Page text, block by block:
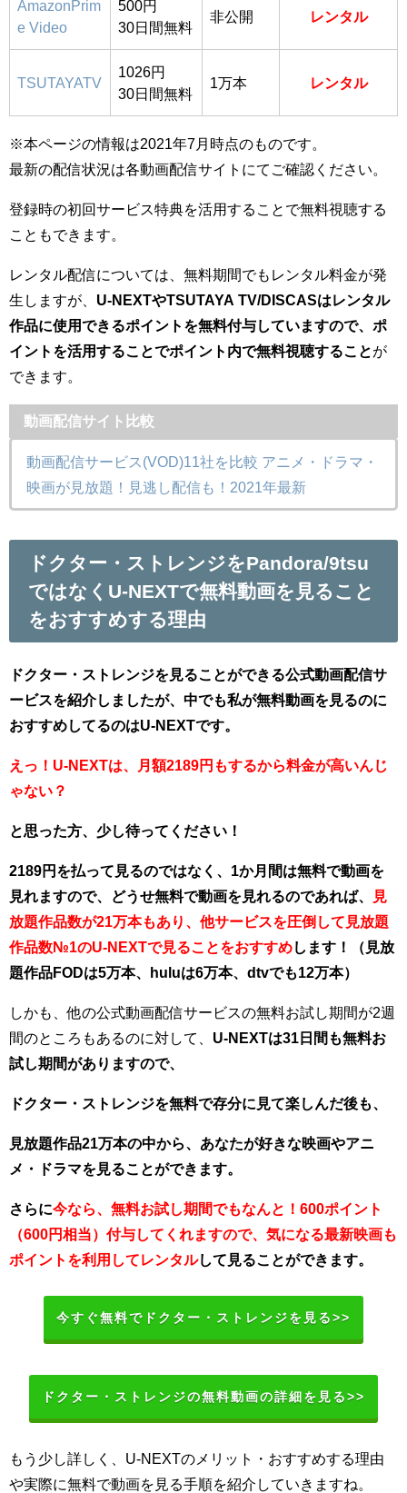
AmazonPrim
e Video
500円
30日間無料
非公開 レンタル
TSUTAYATV
1026円
30日間無料
1万本 レンタル
※本ページの情報は2021年7月時点のものです。
最新の配信状況は各動画配信サイトにてご確認ください。
登録時の初回サービス特典を活用することで無料視聴する
こともできます。
レンタル配信については、無料期間でもレンタル料金が発
生しますが、 U-NEXTやTSUTAYA TV/DISCASはレンタル
作品に使用できるポイントを無料付与していますので、ポ
イントを活用することでポイント内で無料視聴することが
できます。
動画配信サイト比較
動画配信サービス(VOD)11社を比較 アニメ・ドラマ・
映画が見放題！見逃し配信も！2021年最新
ドクター・ストレンジをPandora/9tsu
ではなくU-NEXTで無料動画を見ること
をおすすめする理由
ドクター・ストレンジを見ることができる公式動画配信サ
ービスを紹介しましたが、中でも私が無料動画を見るのに
おすすめしてるのはU-NEXTです。
えっ！U-NEXTは、月額2189円もするから料金が高いんじ
ゃない？
と思った方、少し待ってください！
2189円を払って見るのではなく、1か月間は無料で動画を
見れますので、
どうせ無料で動画を見れるのであれば、
見
放題作品数が21万本もあり、他サービスを圧倒して見放題
作品数№1のU-NEXTで見ることをおすすめします！（見放
題作品FODは5万本、huluは6万本、dtvでも12万本）
しかも、他の公式動画配信サービスの無料お試し期間が2週
間のところもあるのに対して、 U-NEXTは31日間も無料お
試し期間がありますので、
ドクター・ストレンジを無料で存分に見て楽しんだ後も、
見放題作品21万本の中から、あなたが好きな映画やアニ
メ・ドラマを見ることができます。
さらに今なら、 無料お試し期間でもなんと！600ポイント
（600円相当）付与してくれますので、気になる最新映画も
ポイントを利用してレンタルして見ることができます。
今すぐ無料でドクター・ストレンジを見る>>
ドクター・ストレンジの無料動画の詳細を見る>>
もう少し詳しく、U-NEXTのメリット・おすすめする理由
や実際に無料で動画を見る手順を紹介していきますね。